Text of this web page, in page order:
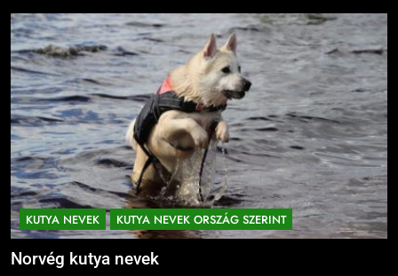
KUTYA NEVEK KUTYA NEVEK ORSZÁG SZERINT
Német kutya nevek